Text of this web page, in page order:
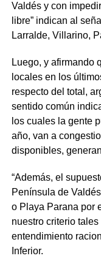
Valdés y con
libre” indican al
Larralde, Villarino,
Luego, y afirmando
locales en los
respecto del total ,
sentido común
los cuales la gente
año, van a
disponibles,
“Además, el
Península de
o Playa Parana por
nuestro criterio
entendimiento
Inferior.